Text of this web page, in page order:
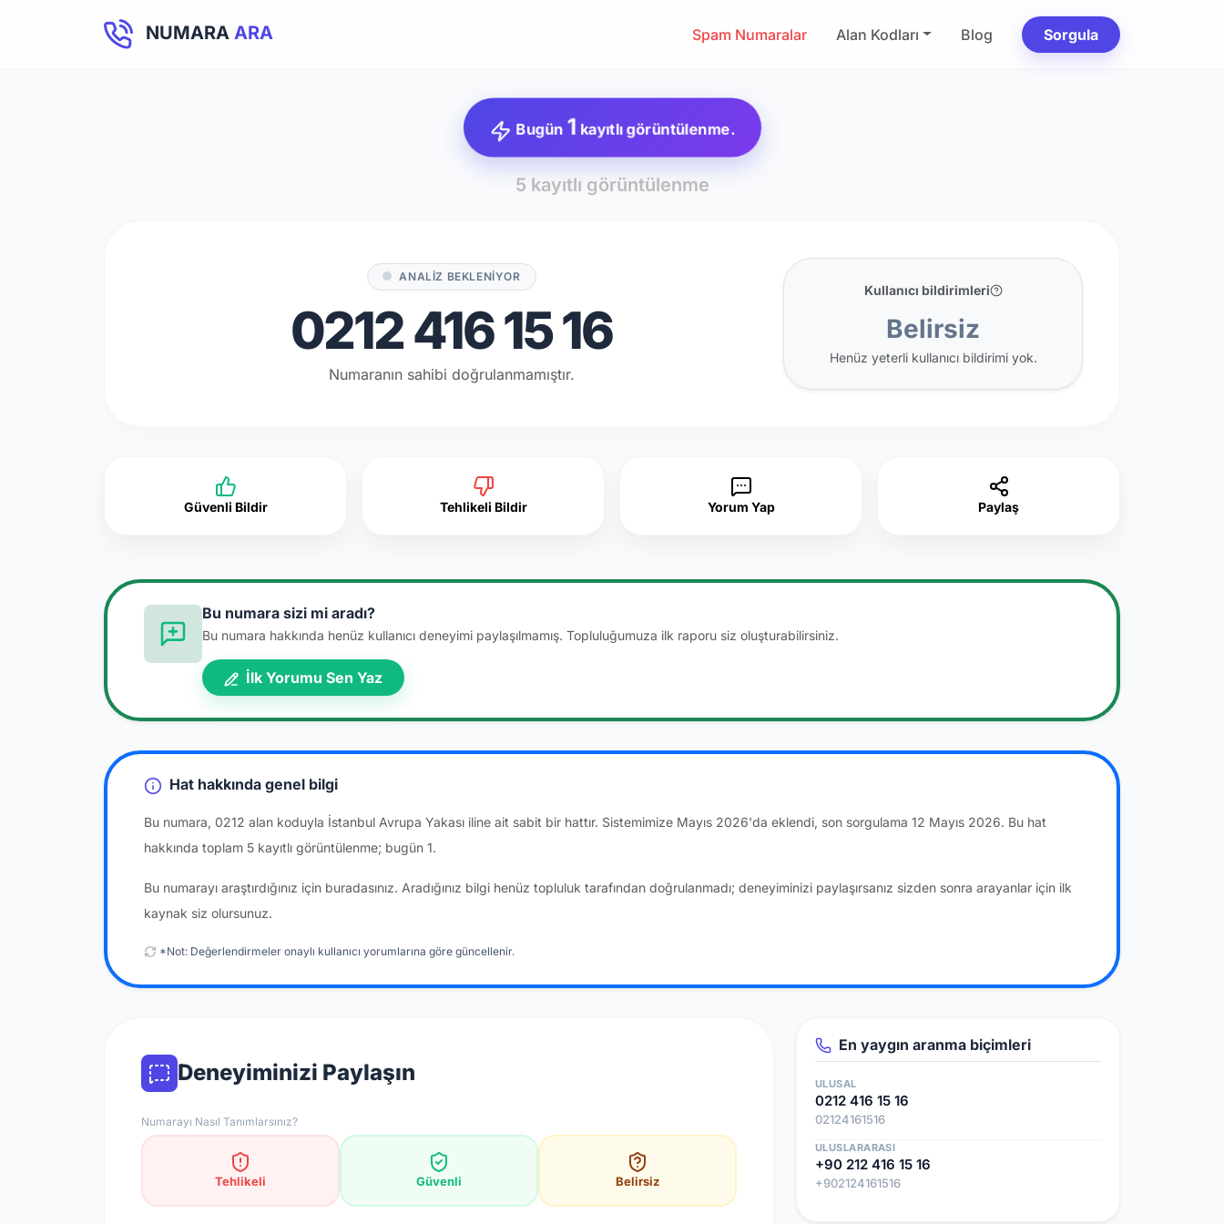
NUMARA ARA Spam Numaralar Alan Kodları Blog Sorgula
Bugün1 kayıtlı görüntülenme.
5 kayıtlı görüntülenme
ANALİZ BEKLENİYOR
0212 416 15 16
Numaranın sahibi doğrulanmamıştır.
Kullanıcı bildirimleri
Belirsiz
Henüz yeterli kullanıcı bildirimi yok.
Güvenli Bildir Tehlikeli Bildir Yorum Yap Paylaş
Bu numara sizi mi aradı?
Bu numara hakkında henüz kullanıcı deneyimi paylaşılmamış. Topluluğumuza ilk raporu siz oluşturabilirsiniz.
İlk Yorumu Sen Yaz
Hat hakkında genel bilgi
Bu numara, 0212 alan koduyla İstanbul Avrupa Yakası iline ait sabit bir hattır. Sistemimize Mayıs 2026'da eklendi, son sorgulama 12 Mayıs 2026. Bu hat
hakkında toplam 5 kayıtlı görüntülenme; bugün 1.
Bu numarayı araştırdığınız için buradasınız. Aradığınız bilgi henüz topluluk tarafından doğrulanmadı; deneyiminizi paylaşırsanız sizden sonra arayanlar için ilk
kaynak siz olursunuz.
*Not: Değerlendirmeler onaylı kullanıcı yorumlarına göre güncellenir.
Deneyiminizi Paylaşın
Numarayı Nasıl Tanımlarsınız?
Tehlikeli Güvenli Belirsiz
En yaygın aranma biçimleri
ULUSAL
0212 416 15 16
02124161516
ULUSLARARASI
+90 212 416 15 16
+902124161516